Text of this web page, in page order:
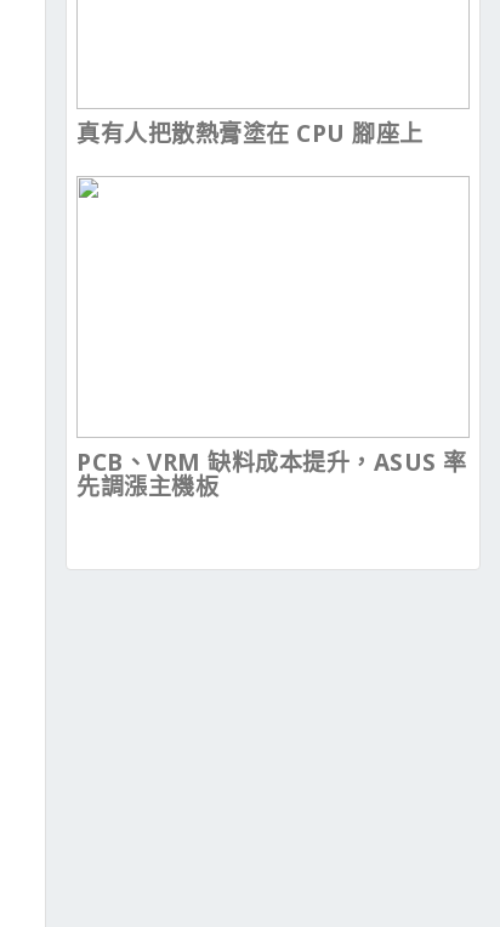
真有人把散熱膏塗在 CPU 腳座上
PCB、VRM 缺料成本提升，ASUS 率
先調漲主機板